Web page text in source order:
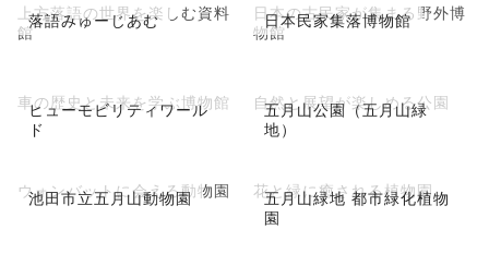
落語みゅーじあむ
上方落語の世界を楽しむ資料
館
日本民家集落博物館
日本の古民家が集まる野外博
物館
ヒューモビリティワール
ド
車の歴史と未来を学ぶ博物館
五月山公園（五月山緑
地）
自然と展望が楽しめる公園
池田市立五月山動物園
ウォンバットに会える動物園
五月山緑地 都市緑化植物
園
花と緑に癒される植物園